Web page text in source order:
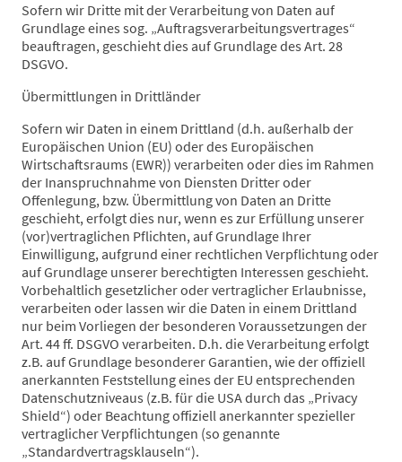
Sofern wir Dritte mit der Verarbeitung von Daten auf
Grundlage eines sog. „Auftragsverarbeitungsvertrages“
beauftragen, geschieht dies auf Grundlage des Art. 28
DSGVO.
Übermittlungen in Drittländer
Sofern wir Daten in einem Drittland (d.h. außerhalb der
Europäischen Union (EU) oder des Europäischen
Wirtschaftsraums (EWR)) verarbeiten oder dies im Rahmen
der Inanspruchnahme von Diensten Dritter oder
Offenlegung, bzw. Übermittlung von Daten an Dritte
geschieht, erfolgt dies nur, wenn es zur Erfüllung unserer
(vor)vertraglichen Pflichten, auf Grundlage Ihrer
Einwilligung, aufgrund einer rechtlichen Verpflichtung oder
auf Grundlage unserer berechtigten Interessen geschieht.
Vorbehaltlich gesetzlicher oder vertraglicher Erlaubnisse,
verarbeiten oder lassen wir die Daten in einem Drittland
nur beim Vorliegen der besonderen Voraussetzungen der
Art. 44 ff. DSGVO verarbeiten. D.h. die Verarbeitung erfolgt
z.B. auf Grundlage besonderer Garantien, wie der offiziell
anerkannten Feststellung eines der EU entsprechenden
Datenschutzniveaus (z.B. für die USA durch das „Privacy
Shield“) oder Beachtung offiziell anerkannter spezieller
vertraglicher Verpflichtungen (so genannte
„Standardvertragsklauseln“).